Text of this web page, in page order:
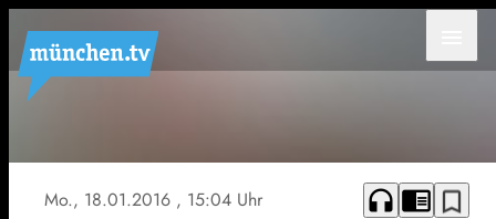
Uli
Wird
wieder
Mo., 18.01.2016 , 15:04 Uhr headphones chrome_reader_mode bookmark_border